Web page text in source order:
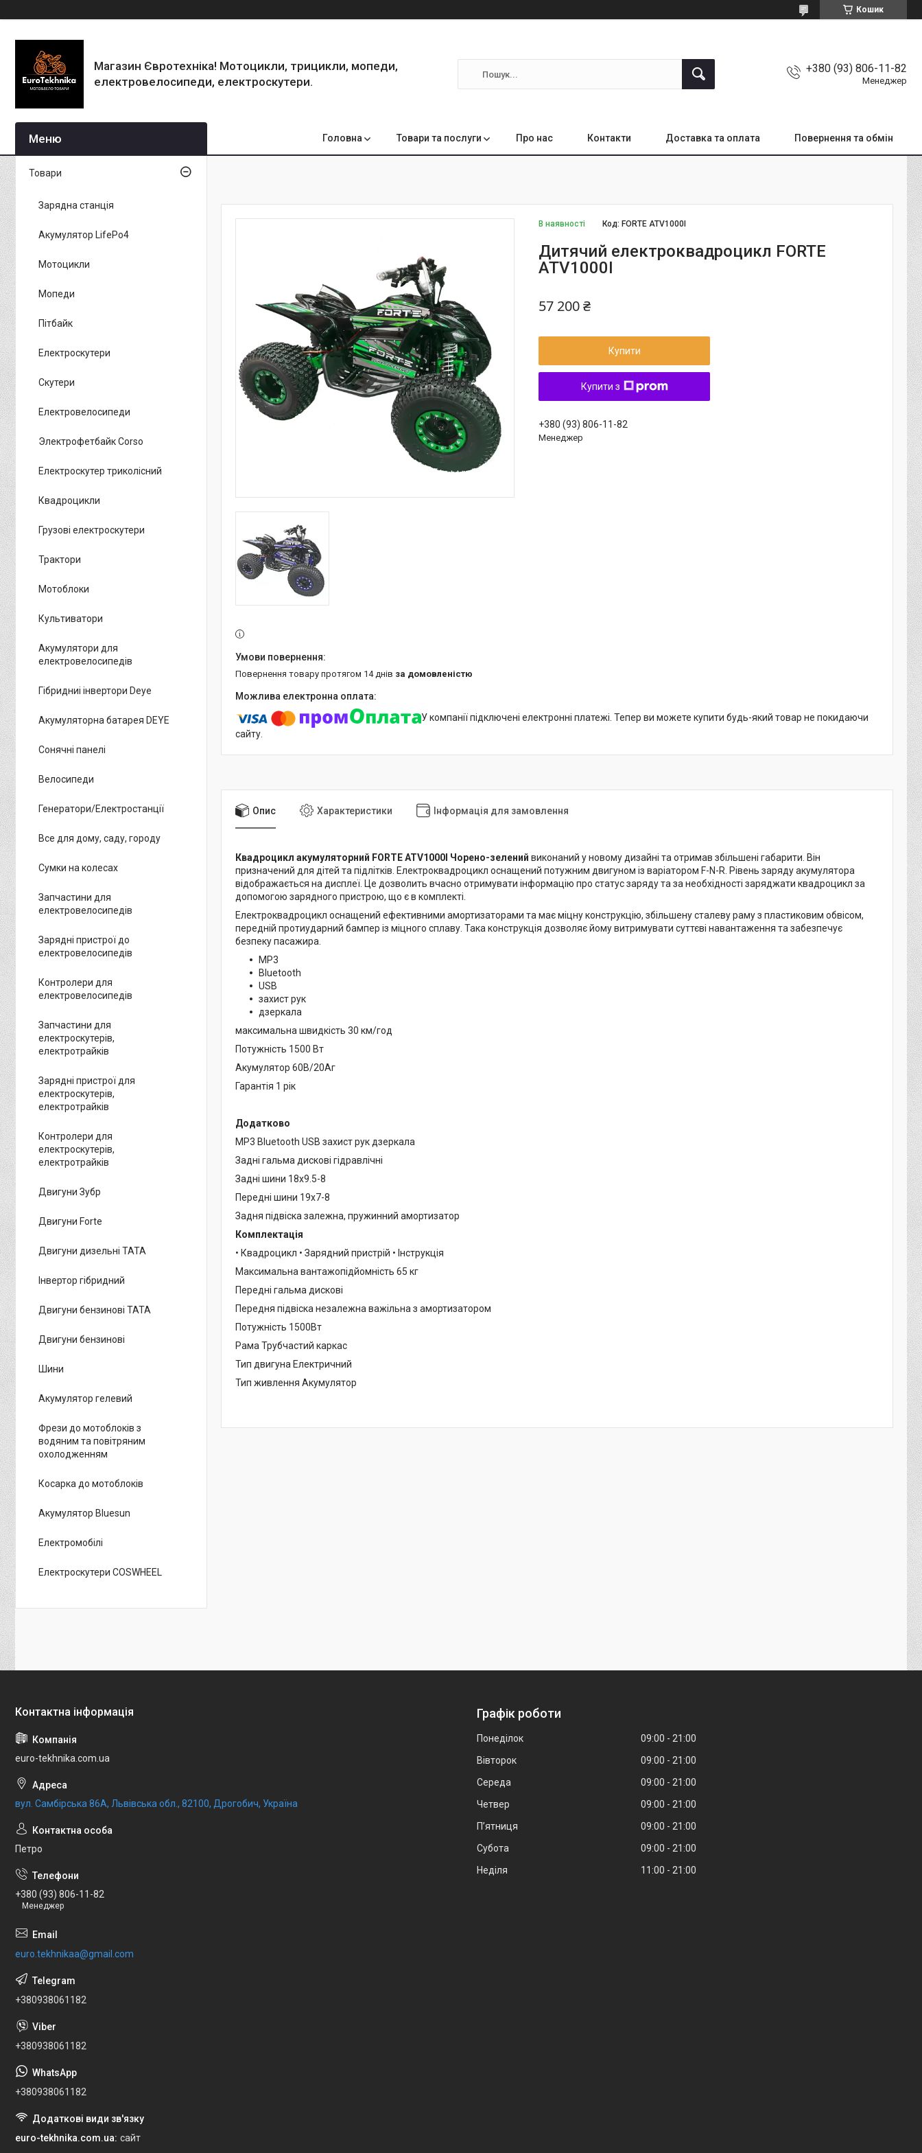
Кошик
Магазин Євротехніка! Мотоцикли, трицикли, мопеди,
електровелосипеди, електроскутери.
+380 (93) 806-11-82
Менеджер
Головна Товари та послуги Про нас Контакти Доставка та оплата Повернення та обмін
В наявності Код: FORTE ATV1000I
Дитячий електроквадроцикл FORTE
ATV1000I
57 200 ₴
Купити
Купити з
+380 (93) 806-11-82
Менеджер
повернення товару протягом 14 днів за домовленістю
У компанії підключені електронні платежі. Тепер ви можете купити будь-який товар не покидаючи
сайту.
Опис Характеристики Інформація для замовлення
Квадроцикл акумуляторний FORTE ATV1000I Чорено-зелений виконаний у новому дизайні та отримав збільшені габарити. Він
призначений для дітей та підлітків. Електроквадроцикл оснащений потужним двигуном із варіатором F-N-R. Рівень заряду акумулятора
відображається на дисплеї. Це дозволить вчасно отримувати інформацію про статус заряду та за необхідності заряджати квадроцикл за
допомогою зарядного пристрою, що є в комплекті.
Електроквадроцикл оснащений ефективними амортизаторами та має міцну конструкцію, збільшену сталеву раму з пластиковим обвісом,
передній протиударний бампер із міцного сплаву. Така конструкція дозволяє йому витримувати суттєві навантаження та забезпечує
безпеку пасажира.
MP3
Bluetooth
USB
захист рук
дзеркала
максимальна швидкість 30 км/год
Потужність 1500 Вт
Акумулятор 60В/20Аг
Гарантія 1 рік
Додатково
MP3 Bluetooth USB захист рук дзеркала
Задні гальма дискові гідравлічні
Задні шини 18х9.5-8
Передні шини 19х7-8
Задня підвіска залежна, пружинний амортизатор
Комплектація
• Квадроцикл • Зарядний пристрій • Інструкція
Максимальна вантажопідйомність 65 кг
Передні гальма дискові
Передня підвіска незалежна важільна з амортизатором
Потужність 1500Вт
Рама Трубчастий каркас
Тип двигуна Електричний
Тип живлення Акумулятор
Товари
Зарядна станція
Акумулятор LifePo4
Мотоцикли
Мопеди
Пітбайк
Електроскутери
Скутери
Електровелосипеди
Электрофетбайк Corso
Електроскутер триколісний
Квадроцикли
Грузові електроскутери
Трактори
Мотоблоки
Культиватори
Акумулятори для
електровелосипедів
Гібридниі інвертори Deye
Акумуляторна батарея DEYE
Сонячні панелі
Велосипеди
Генератори/Електростанції
Все для дому, саду, городу
Сумки на колесах
Запчастини для
електровелосипедів
Зарядні пристрої до
електровелосипедів
Контролери для
електровелосипедів
Запчастини для
електроскутерів,
електротрайків
Зарядні пристрої для
електроскутерів,
електротрайків
Контролери для
електроскутерів,
електротрайків
Двигуни Зубр
Двигуни Forte
Двигуни дизельні ТАТА
Інвертор гібридний
Двигуни бензинові ТАТА
Двигуни бензинові
Шини
Акумулятор гелевий
Фрези до мотоблоків з
водяним та повітряним
охолодженням
Косарка до мотоблоків
Акумулятор Bluesun
Електромобілі
Електроскутери COSWHEEL
euro-tekhnika.com.ua
вул. Самбірська 86А, Львівська обл., 82100, Дрогобич, Україна
Петро
+380 (93) 806-11-82
Менеджер
euro.tekhnikaa@gmail.com
+380938061182
+380938061182
+380938061182
euro-tekhnika.com.ua сайт
Графік роботи
Понеділок 09:00
21:00
Вівторок
09:00
21:00
Середа
09:00
21:00
Четвер
09:00
21:00
Пʼятниця
09:00
21:00
Субота
09:00
21:00
Неділя
11:00 21:00